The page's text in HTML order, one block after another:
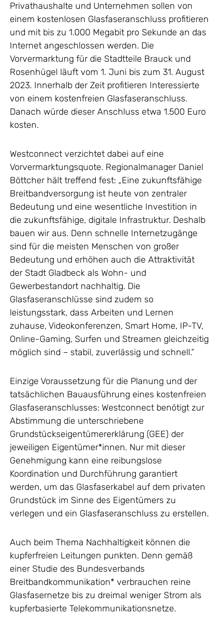
Privathaushalte und Unternehmen sollen von
einem kostenlosen Glasfaseranschluss profitieren
und mit bis zu 1.000 Megabit pro Sekunde an das
Internet angeschlossen werden. Die
Vorvermarktung für die Stadtteile Brauck und
Rosenhügel läuft vom 1. Juni bis zum 31. August
2023. Innerhalb der Zeit profitieren Interessierte
von einem kostenfreien Glasfaseranschluss.
Danach würde dieser Anschluss etwa 1.500 Euro
kosten.
Westconnect verzichtet dabei auf eine
Vorvermarktungsquote. Regionalmanager Daniel
Böttcher hält treffend fest: „Eine zukunftsfähige
Breitbandversorgung ist heute von zentraler
Bedeutung und eine wesentliche Investition in
die zukunftsfähige, digitale Infrastruktur. Deshalb
bauen wir aus. Denn schnelle Internetzugänge
sind für die meisten Menschen von großer
Bedeutung und erhöhen auch die Attraktivität
der Stadt Gladbeck als Wohn- und
Gewerbestandort nachhaltig. Die
Glasfaseranschlüsse sind zudem so
leistungsstark, dass Arbeiten und Lernen
zuhause, Videokonferenzen, Smart Home, IP-TV,
Online-Gaming, Surfen und Streamen gleichzeitig
möglich sind – stabil, zuverlässig und schnell.“
Einzige Voraussetzung für die Planung und der
tatsächlichen Bauausführung eines kostenfreien
Glasfaseranschlusses: Westconnect benötigt zur
Abstimmung die unterschriebene
Grundstückseigentümererklärung (GEE) der
jeweiligen Eigentümer*innen. Nur mit dieser
Genehmigung kann eine reibungslose
Koordination und Durchführung garantiert
werden, um das Glasfaserkabel auf dem privaten
Grundstück im Sinne des Eigentümers zu
verlegen und ein Glasfaseranschluss zu erstellen.
Auch beim Thema Nachhaltigkeit können die
kupferfreien Leitungen punkten. Denn gemäß
einer Studie des Bundesverbands
Breitbandkommunikation* verbrauchen reine
Glasfasernetze bis zu dreimal weniger Strom als
kupferbasierte Telekommunikationsnetze.